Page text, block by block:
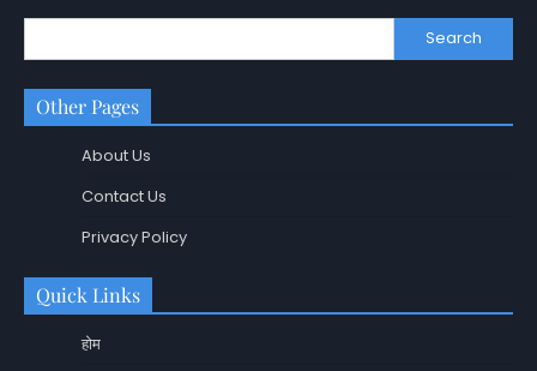
Search
Other Pages
About Us
Contact Us
Privacy Policy
Quick Links
होम